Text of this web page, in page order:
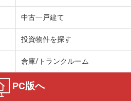
中古一戸建て
投資物件を探す
倉庫/トランクルーム
PC版へ